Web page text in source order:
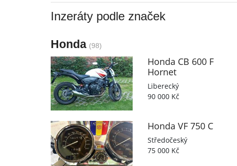
Inzeráty podle značek
Honda (98)
Honda CB 600 F
Hornet
Liberecký
90 000 Kč
Honda VF 750 C
Středočeský
75 000 Kč